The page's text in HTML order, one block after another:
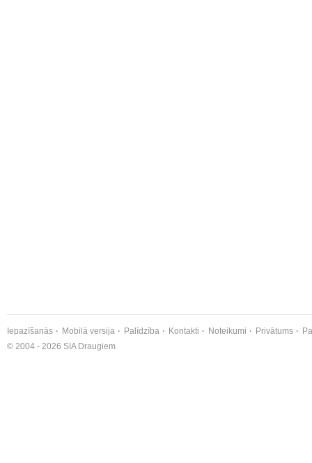
Iepazīšanās Mobilā versija Palīdzība Kontakti Noteikumi Privātums
© 2004 - 2026 SIA Draugiem